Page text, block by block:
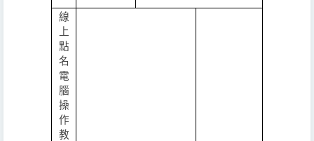
線
上
點
名
電
腦
操
作
教